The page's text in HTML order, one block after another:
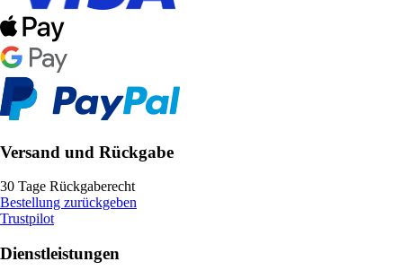
Versand und Rückgabe
30 Tage Rückgaberecht
Bestellung zurückgeben
Trustpilot
Dienstleistungen